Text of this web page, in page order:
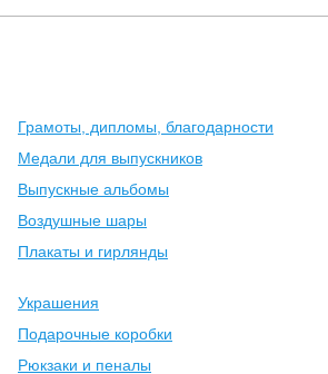
Грамоты, дипломы, благодарности
Медали для выпускников
Выпускные альбомы
Воздушные шары
Плакаты и гирлянды
Украшения
Подарочные коробки
Рюкзаки и пеналы